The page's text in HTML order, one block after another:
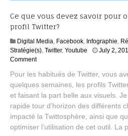
Ce que vous devez savoir pour
profil Twitter?
Digital Media, Facebook, Infographie,
Stratégie(s), Twitter, Youtube July 2,
Comment
Pour les habitués de Twitter, vous
quelques semaines, les profils
et faisant la part belle aux visuels.
rapide tour d’horizon des différents
impacté la Twittosphère, ainsi que
optimiser l’utilisation de cet outil. La